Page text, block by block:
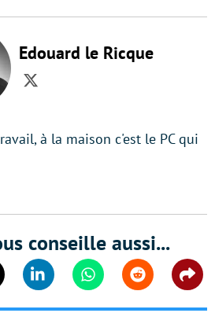
Edouard le Ricque
Twitter
à la maison c'est le PC qui
conseille aussi...
Linkedin WhatsappReddit